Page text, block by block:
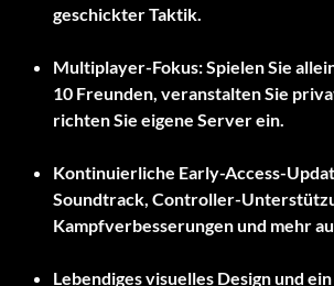
geschickter Taktik.
Multiplayer-Fokus: Spielen Sie
10 Freunden, veranstalten Sie
richten Sie eigene Server ein.
Kontinuierliche Early-Access-
Soundtrack, Controller-
Kampfverbesserungen und mehr
Lebendiges visuelles Design und